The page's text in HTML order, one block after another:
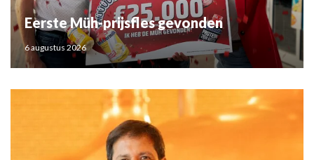
Eerste Müh-prijsfles gevonden
6 augustus 2026